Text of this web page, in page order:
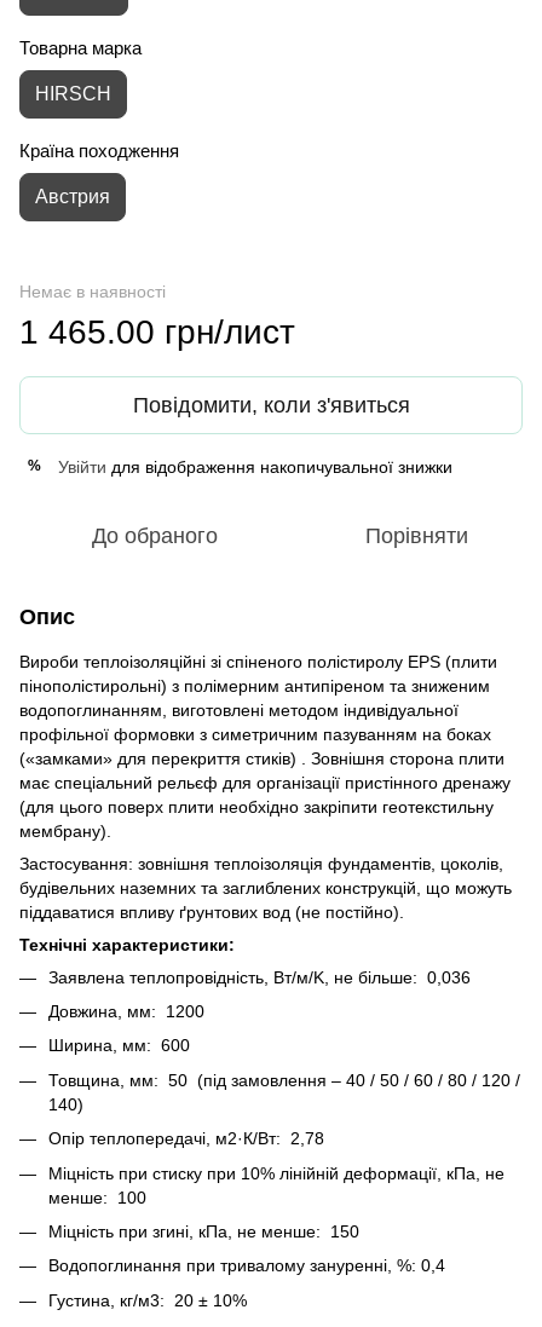
Товарна марка
HIRSCH
Країна походження
Австрия
Немає в наявності
1 465.00 грн/лист
Повідомити, коли з'явиться
% Увійти для відображення накопичувальної знижки
До обраного Порівняти
Опис
Вироби теплоізоляційні зі спіненого полістиролу EPS (плити
пінополістирольні) з полімерним антипіреном та зниженим
водопоглинанням, виготовлені методом індивідуальної
профільної формовки з симетричним пазуванням на боках
(«замками» для перекриття стиків) . Зовнішня сторона плити
має спеціальний рельєф для організації пристінного дренажу
(для цього поверх плити необхідно закріпити геотекстильну
мембрану).
Застосування: зовнішня теплоізоляція фундаментів, цоколів,
будівельних наземних та заглиблених конструкцій, що можуть
піддаватися впливу ґрунтових вод (не постійно).
Технічні характеристики:
Заявлена теплопровідність, Вт/м/K, не більше: 0,036
Довжина, мм: 1200
Ширина, мм: 600
Товщина, мм: 50 (під замовлення – 40 / 50 / 60 / 80 / 120 /
140)
Опір теплопередачі, м2·К/Вт: 2,78
Міцність при стиску при 10% лінійній деформації, кПа, не
менше: 100
Міцність при згині, кПа, не менше: 150
Водопоглинання при тривалому зануренні, %: 0,4
Густина, кг/м3: 20 ± 10%